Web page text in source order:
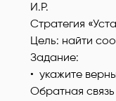
И.Р.
Стратегия
Цель: найти
Задание:
• укажите
Обратная